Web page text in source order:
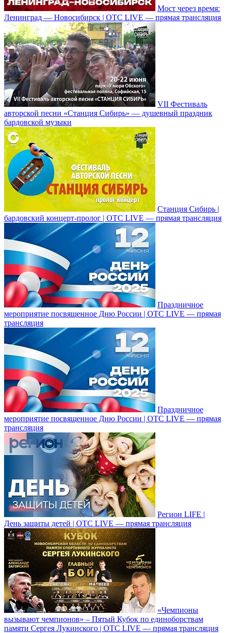
Мост через время:
Ленинград — Новосибирск | ОТС LIVE — прямая трансляция
VII Фестиваль
авторской песни «Станция Сибирь» — душевный праздник
бардовской музыки
Станция Сибирь |
бардовский концерт-пролог | ОТС LIVE — прямая трансляция
Праздничное
мероприятие посвященное Дню России | ОТС LIVE — прямая
трансляция
Праздничное
мероприятие посвященное Дню России | ОТС LIVE — прямая
трансляция
Регион LIFE |
День защиты детей | ОТС LIVE — прямая трансляция
«Чемпионы
вызывают чемпионов» – Пятый Кубок по единоборствам
памяти Сергея Лукинского | ОТС LIVE — прямая трансляция